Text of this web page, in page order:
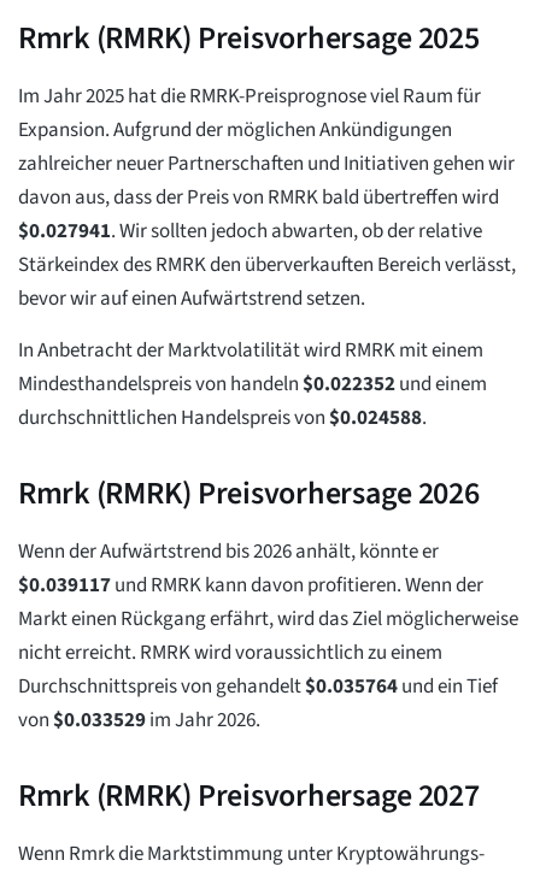
Rmrk (RMRK) Preisvorhersage 2025
Im Jahr 2025 hat die RMRK-Preisprognose viel Raum für
Expansion. Aufgrund der möglichen Ankündigungen
zahlreicher neuer Partnerschaften und Initiativen gehen wir
davon aus, dass der Preis von RMRK bald übertreffen wird
$0.027941. Wir sollten jedoch abwarten, ob der relative
Stärkeindex des RMRK den überverkauften Bereich verlässt,
bevor wir auf einen Aufwärtstrend setzen.
In Anbetracht der Marktvolatilität wird RMRK mit einem
Mindesthandelspreis von handeln$0.022352und einem
durchschnittlichen Handelspreis von$0.024588.
Rmrk (RMRK) Preisvorhersage 2026
Wenn der Aufwärtstrend bis 2026 anhält, könnte er
$0.039117und RMRK kann davon profitieren. Wenn der
Markt einen Rückgang erfährt, wird das Ziel möglicherweise
nicht erreicht. RMRK wird voraussichtlich zu einem
Durchschnittspreis von gehandelt$0.035764und ein Tief
von$0.033529im Jahr 2026.
Rmrk (RMRK) Preisvorhersage 2027
Wenn Rmrk die Marktstimmung unter Kryptowährungs-